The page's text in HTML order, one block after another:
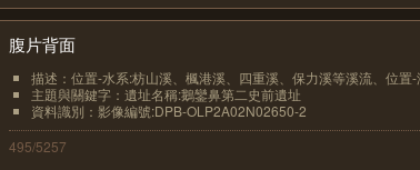
腹片背面
描述：位置-水系:枋山溪、楓港溪、四重溪、保力溪等溪流、位置-
主題與關鍵字：遺址名稱:鵝鑾鼻第二史前遺址
資料識別：影像編號:DPB-OLP2A02N02650-2
495/5257